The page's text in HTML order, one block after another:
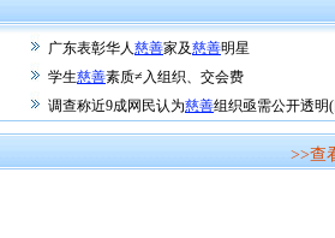
广东表彰华人慈善家及慈善明星
学生慈善素质≠入组织、交会费
调查称近9成网民认为慈善组织亟需公开透明
>>查